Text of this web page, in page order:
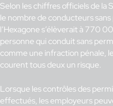
Selon les chiffres officiels de la
le nombre de conducteurs
l’Hexagone s’élèverait à 770
personne qui conduit sans
comme une infraction pénale,
courent tous deux un risque.
Lorsque les contrôles des
effectués, les employeurs